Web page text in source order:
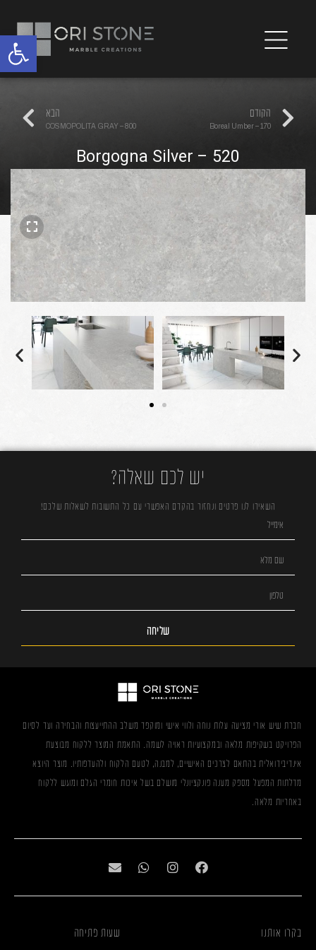
הקודם
Boreal Umber – 170
הבא
COSMOPOLITA GRAY – 800
Borgogna Silver – 520
יש לכם שאלה?
השאירו לנו פרטים ונחזור בהקדם האפשרי עם כל התשובות לשאלות שלכם!
שליחה
חברת שיש אורי מציעה עלות נוחה ולווי אישי ומוקפד משלב ההתייעצות והבחירה ועד לסיום
הפרויקט בשקיפות מלאה ובמקצועיות ראויה לשמה. התאמת המוצר ללקוח מבוצעת
אינדיבידואלית בהתאם לצרכים האישיים, למבנה, לטעם הלקוח ולהעדפותיו. מוצר היוצא
מדלתות המפעל מספק מענה פונקציונלי מושלם בשל איכות חומרי הגלם ומוגש ללקוח
באחריות מלאה.
בקרו אותנו שעות פתיחה